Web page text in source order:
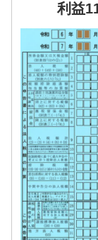
利益